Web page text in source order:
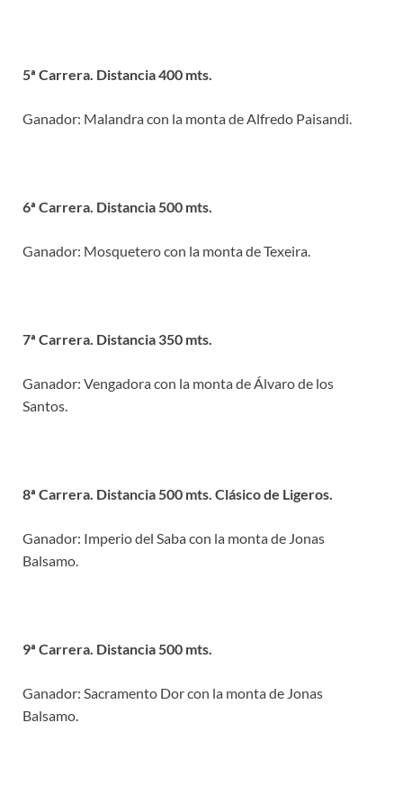
5ª Carrera. Distancia 400 mts.
Ganador: Malandra con la monta de Alfredo Paisandi.
6ª Carrera. Distancia 500 mts.
Ganador: Mosquetero con la monta de Texeira.
7ª Carrera. Distancia 350 mts.
Ganador: Vengadora con la monta de Álvaro de los
Santos.
8ª Carrera. Distancia 500 mts. Clásico de Ligeros.
Ganador: Imperio del Saba con la monta de Jonas
Balsamo.
9ª Carrera. Distancia 500 mts.
Ganador: Sacramento Dor con la monta de Jonas
Balsamo.